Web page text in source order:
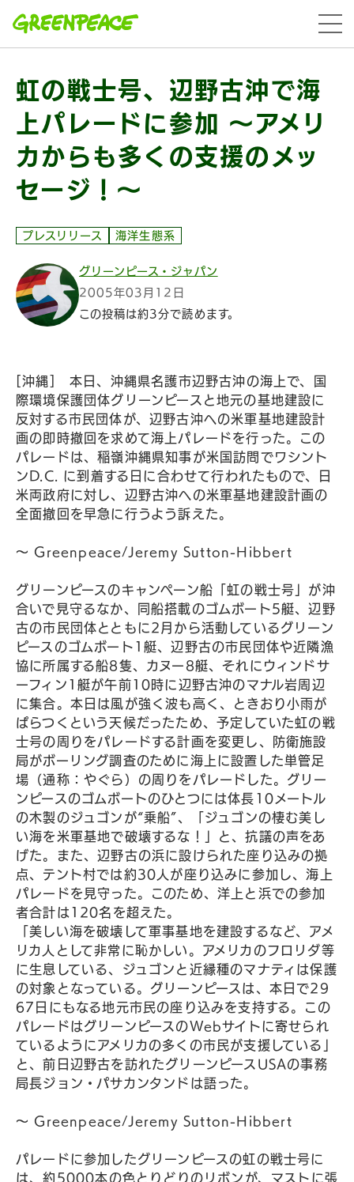
menu
虹の戦士号、辺野古沖で海
上パレードに参加 ～アメリ
カからも多くの支援のメッ
セージ！～
プレスリリース 海洋生態系
グリーンピース・ジャパン
2005年03月12日
この投稿は約3分で読めます。
[沖縄] 本日、沖縄県名護市辺野古沖の海上で、国
際環境保護団体グリーンピースと地元の基地建設に
反対する市民団体が、辺野古沖への米軍基地建設計
画の即時撤回を求めて海上パレードを行った。この
パレードは、稲嶺沖縄県知事が米国訪問でワシント
ンD.C. に到着する日に合わせて行われたもので、日
米両政府に対し、辺野古沖への米軍基地建設計画の
全面撤回を早急に行うよう訴えた。
〜 Greenpeace/Jeremy Sutton-Hibbert
グリーンピースのキャンペーン船「虹の戦士号」が沖
合いで見守るなか、同船搭載のゴムボート5艇、辺野
古の市民団体とともに2月から活動しているグリーン
ピースのゴムボート1艇、辺野古の市民団体や近隣漁
協に所属する船8隻、カヌー8艇、それにウィンドサ
ーフィン1艇が午前10時に辺野古沖のマナル岩周辺
に集合。本日は風が強く波も高く、ときおり小雨が
ぱらつくという天候だったため、予定していた虹の戦
士号の周りをパレードする計画を変更し、防衛施設
局がボーリング調査のために海上に設置した単管足
場（通称：やぐら）の周りをパレードした。グリー
ンピースのゴムボートのひとつには体長10メートル
の木製のジュゴンが“乗船”、「ジュゴンの棲む美し
い海を米軍基地で破壊するな！」と、抗議の声をあ
げた。また、辺野古の浜に設けられた座り込みの拠
点、テント村では約30人が座り込みに参加し、海上
パレードを見守った。このため、洋上と浜での参加
者合計は120名を超えた。
「美しい海を破壊して軍事基地を建設するなど、アメ
リカ人として非常に恥かしい。アメリカのフロリダ等
に生息している、ジュゴンと近縁種のマナティは保護
の対象となっている。グリーンピースは、本日で29
67日にもなる地元市民の座り込みを支持する。この
パレードはグリーンピースのWebサイトに寄せられ
ているようにアメリカの多くの市民が支援している」
と、前日辺野古を訪れたグリーンピースUSAの事務
局長ジョン・パサカンタンドは語った。
〜 Greenpeace/Jeremy Sutton-Hibbert
パレードに参加したグリーンピースの虹の戦士号に
は、約5000本の色とりどりのリボンが、マストに張